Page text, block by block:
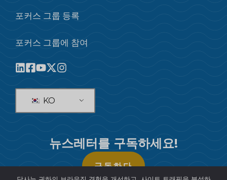
포커스 그룹 등록
포커스 그룹에 참여
KO
뉴스레터를 구독하세요!
구독하다